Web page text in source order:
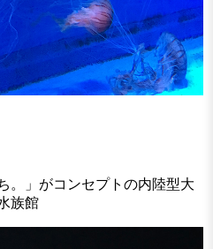
。」がコンセプトの内陸型大
族館